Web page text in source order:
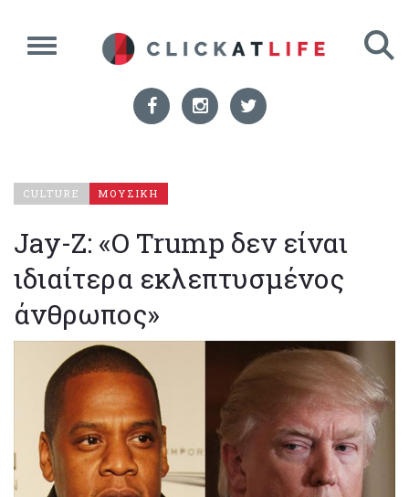
CULTURE ΜΟΥΣΙΚΗ
Jay-Z: «Ο Trump δεν είναι
ιδιαίτερα εκλεπτυσμένος
άνθρωπος»